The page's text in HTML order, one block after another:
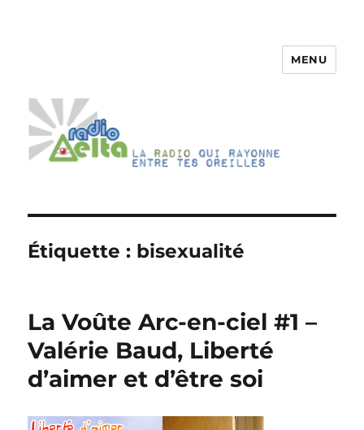
MENU
Étiquette : bisexualité
La Voûte Arc-en-ciel #1 –
Valérie Baud, Liberté
d’aimer et d’être soi